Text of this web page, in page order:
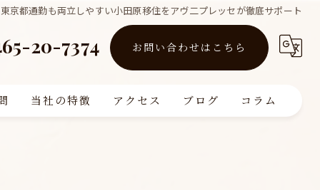
京都通勤も両立しやすい小田原移住をアヴ二プレッセが徹底サポート
20-7374 お問い合わせはこちら
当社の特徴 アクセス ブログ コラム